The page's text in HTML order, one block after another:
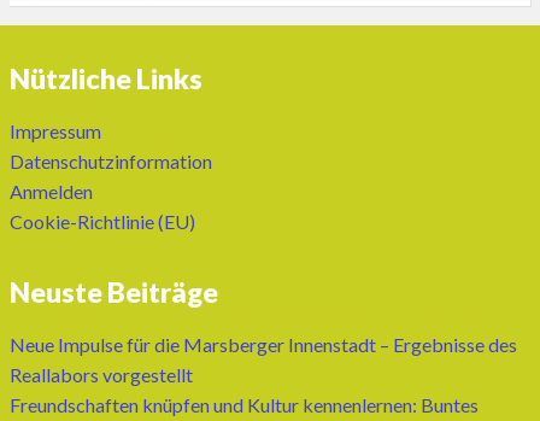
Nützliche Links
Impressum
Datenschutzinformation
Anmelden
Cookie-Richtlinie (EU)
Neuste Beiträge
Neue Impulse für die Marsberger Innenstadt – Ergebnisse des
Reallabors vorgestellt
Freundschaften knüpfen und Kultur kennenlernen: Buntes